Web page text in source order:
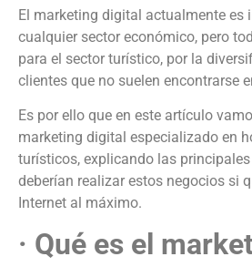
El marketing digital actualmente es
cualquier sector económico, pero
para el sector turístico, por la
clientes que no suelen encontrarse
Es por ello que en este artículo
marketing digital especializado en
turísticos, explicando las
deberían realizar estos negocios si
Internet al máximo.
· Qué es el